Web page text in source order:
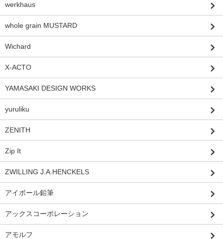
werkhaus
whole grain MUSTARD
Wichard
X-ACTO
YAMASAKI DESIGN WORKS
yuruliku
ZENITH
Zip It
ZWILLING J.A.HENCKELS
アイボール鉛筆
アックスコーポレーション
アモルフ